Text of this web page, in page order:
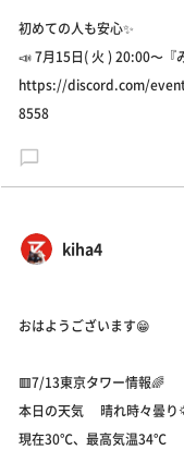
初めての人も安心✨
📣 7月15日( 火 ) 20:00〜『
https://discord.com/
8558
kiha4
おはようございます😁
🟥7/13東京タワー情報🌈
本日の天気 晴れ時々曇
現在30℃、最高気温34℃